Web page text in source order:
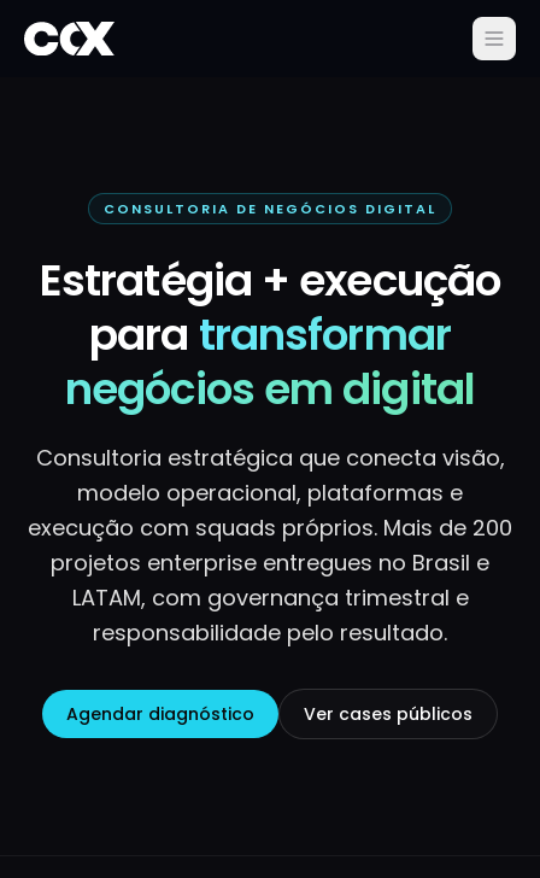
CONSULTORIA DE NEGÓCIOS DIGITAL
Estratégia + execução
para transformar
negócios em digital
Consultoria estratégica que conecta visão,
modelo operacional, plataformas e
execução com squads próprios. Mais de 200
projetos enterprise entregues no Brasil e
LATAM, com governança trimestral e
responsabilidade pelo resultado.
Agendar diagnóstico Ver cases públicos